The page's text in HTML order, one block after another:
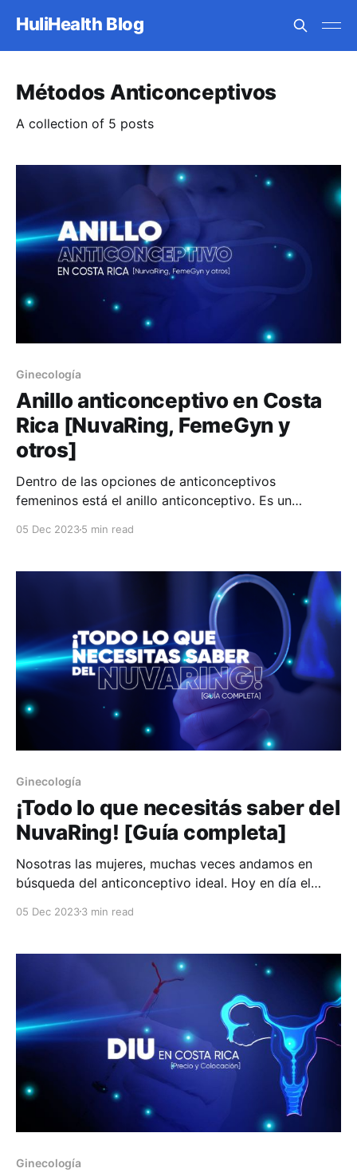
HuliHealth Blog
Métodos Anticonceptivos
A collection of 5 posts
Ginecología
Anillo anticonceptivo en Costa
Rica [NuvaRing, FemeGyn y
otros]
Dentro de las opciones de anticonceptivos
femeninos está el anillo anticonceptivo. Es un
secundarios y cuál es su precio, entre otros temas.
Recordá que en HuliHealth podés buscar a los
05 Dec 20235 min read
Ginecología
¡Todo lo que necesitás saber del
NuvaRing! [Guía completa]
Nosotras las mujeres, muchas veces andamos en
búsqueda del anticonceptivo ideal. Hoy en día el
simplemente debemos intentar buscar el que más se
importante siempre consultar con el ginecólogo(a)
para estar seguras que el
05 Dec 20233 min read
Ginecología